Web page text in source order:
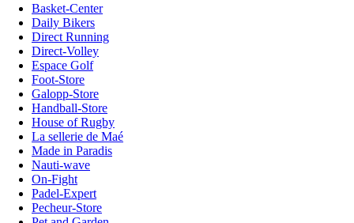
Basket-Center
Daily Bikers
Direct Running
Direct-Volley
Espace Golf
Foot-Store
Galopp-Store
Handball-Store
House of Rugby
La sellerie de Maé
Made in Paradis
Nauti-wave
On-Fight
Padel-Expert
Pecheur-Store